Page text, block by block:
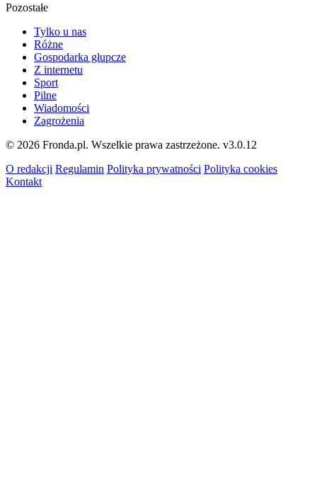
Pozostałe
Tylko u nas
Różne
Gospodarka głupcze
Z internetu
Sport
Pilne
Wiadomości
Zagrożenia
© 2026 Fronda.pl. Wszelkie prawa zastrzeżone. v3.0.12
O redakcji Regulamin Polityka prywatności Polityka cookies
Kontakt